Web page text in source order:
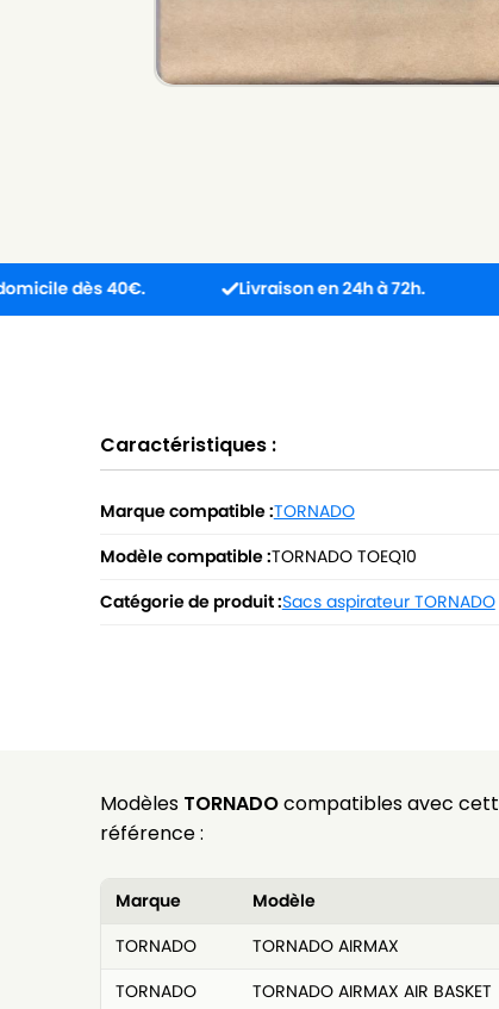
40€. Livraison en 24h à 72h.
Caractéristiques :
Marque compatible :TORNADO
Modèle compatible :TORNADO TOEQ10
Catégorie de produit :Sacs aspirateur TORNADO
Modèles TORNADOcompatibles avec
référence :
Marque
Modèle
TORNADO
TORNADO AIRMAX
TORNADO
TORNADO AIRMAX AIR BASKET